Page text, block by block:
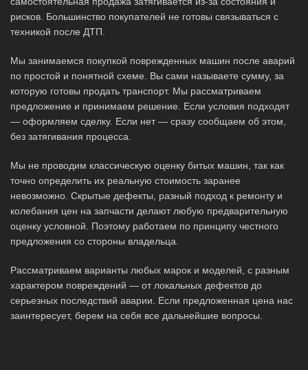
рисков. Большинство покупателей не готовы связываться с
техникой после ДТП.
Мы занимаемся покупкой поврежденных машин после аварий
по простой и понятной схеме. Вы сами называете сумму, за
которую готовы продать транспорт. Мы рассматриваем
предложение и принимаем решение. Если условия подходят
— оформляем сделку. Если нет — сразу сообщаем об этом,
без затягивания процесса.
Мы не проводим классическую оценку битых машин, так как
точно определить их реальную стоимость заранее
невозможно. Скрытые дефекты, разный подход к ремонту и
колебания цен на запчасти делают любую предварительную
оценку условной. Поэтому работаем по принципу честного
предложения со стороны владельца.
Рассматриваем варианты любых марок и моделей, с разным
характером повреждений — от локальных дефектов до
серьезных последствий аварии. Если предложенная цена нас
заинтересует, берем на себя все дальнейшие вопросы.